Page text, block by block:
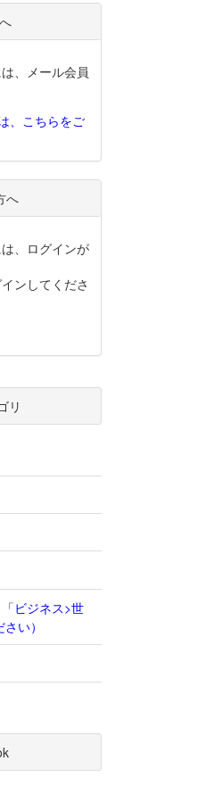
、メール会員
、こちらをご
へ
、ログインが
ンしてくださ
リ
ビジネス>世
い）